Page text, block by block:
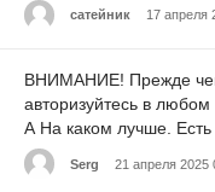
сатейник 17 апреля
ВНИМАНИЕ! Прежде чем
авторизуйтесь в
А На каком лучше. Есть
Serg 21 апреля 2025